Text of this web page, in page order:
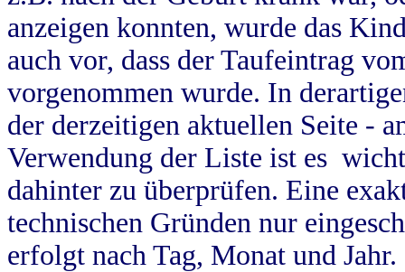
anzeigen konnten, wurde das
auch vor, dass der Taufeintrag
vorgenommen wurde. In
der derzeitigen aktuellen Seite -
Verwendung der Liste ist es
dahinter zu überprüfen. Eine
technischen Gründen nur
erfolgt nach Tag, Monat und Jahr.